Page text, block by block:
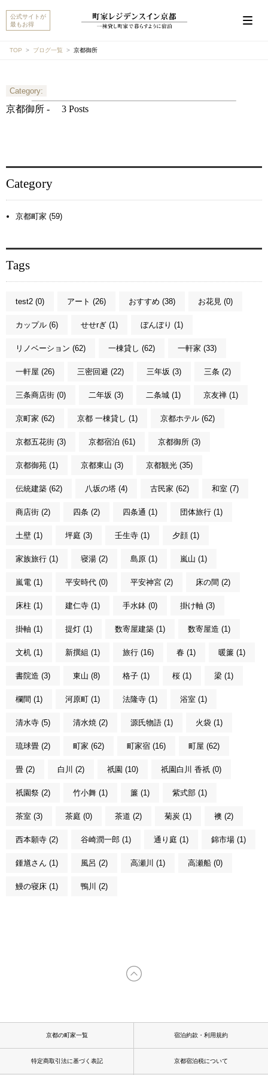
公式サイトが
最もお得
TOP ブログ一覧 京都御所
Category:
京都御所 - 3 Posts
Category
京都町家 (59)
Tags
test2 (0) アート (26) おすすめ (38) お花見 (0)
カップル (6) せせrぎ (1) ぼんぼり (1)
リノベーション (62) 一棟貸し (62) 一軒家 (33)
一軒屋 (26) 三密回避 (22) 三年坂 (3) 三条 (2)
三条商店街 (0) 二年坂 (3) 二条城 (1) 京友禅 (1)
京町家 (62) 京都 一棟貸し (1) 京都ホテル (62)
京都五花街 (3) 京都宿泊 (61) 京都御所 (3)
京都御苑 (1) 京都東山 (3) 京都観光 (35)
伝統建築 (62) 八坂の塔 (4) 古民家 (62) 和室 (7)
商店街 (2) 四条 (2) 四条通 (1) 団体旅行 (1)
土壁 (1) 坪庭 (3) 壬生寺 (1) 夕顔 (1)
家族旅行 (1) 寝湯 (2) 島原 (1) 嵐山 (1)
嵐電 (1) 平安時代 (0) 平安神宮 (2) 床の間 (2)
床柱 (1) 建仁寺 (1) 手水鉢 (0) 掛け軸 (3)
掛軸 (1) 提灯 (1) 数寄屋建築 (1) 数寄屋造 (1)
文机 (1) 新撰組 (1) 旅行 (16) 春 (1) 暖簾 (1)
書院造 (3) 東山 (8) 格子 (1) 桜 (1) 梁 (1)
欄間 (1) 河原町 (1) 法隆寺 (1) 浴室 (1)
清水寺 (5) 清水焼 (2) 源氏物語 (1) 火袋 (1)
琉球畳 (2) 町家 (62) 町家宿 (16) 町屋 (62)
畳 (2) 白川 (2) 祇園 (10) 祇園白川 香祇 (0)
祇園祭 (2) 竹小舞 (1) 簾 (1) 紫式部 (1)
茶室 (3) 茶庭 (0) 茶道 (2) 菊炭 (1) 襖 (2)
西本願寺 (2) 谷崎潤一郎 (1) 通り庭 (1) 錦市場 (1)
鍾馗さん (1) 風呂 (2) 高瀬川 (1) 高瀬船 (0)
鰻の寝床 (1) 鴨川 (2)
京都の町家一覧 宿泊約款・利用規約
特定商取引法に基づく表記 京都宿泊税について
こんにちは。MACHIYA INNS & HOTELSのマチヤAIで
す。宿をお探しですか？それとも宿や予約についてご